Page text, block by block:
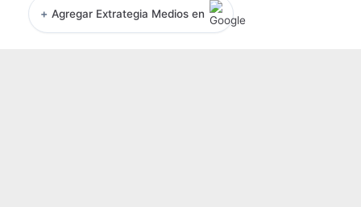
+ Agregar Extrategia Medios en